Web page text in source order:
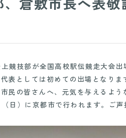
競技部が全国高校駅伝競走大会
表としては初めての出場となり
民の皆さんへ、元気を与えるよ
日）に京都市で行われます。ご声